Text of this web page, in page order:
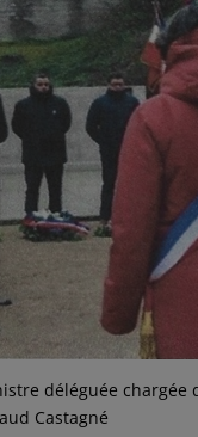
déléguée chargée
Castagné